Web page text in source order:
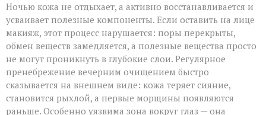
Ночью кожа не отдыхает, а активно восстанавливается и
усваивает полезные компоненты. Если оставить на лице
макияж, этот процесс нарушается: поры перекрыты,
обмен веществ замедляется, а полезные вещества просто
не могут проникнуть в глубокие слои. Регулярное
пренебрежение вечерним очищением быстро
сказывается на внешнем виде: кожа теряет сияние,
становится рыхлой, а первые морщины появляются
раньше. Особенно уязвима зона вокруг глаз — она